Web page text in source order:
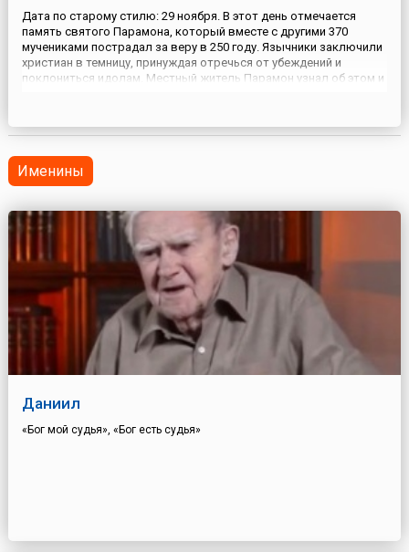
Дата по старому стилю: 29 ноября. В этот день отмечается
память святого Парамона, который вместе с другими 370
мучениками пострадал за веру в 250 году. Язычники заключили
христиан в темницу, принуждая отречься от убеждений и
поклониться идолам. Местный житель Парамон узнал об этом и
Именины
Даниил
«Бог мой судья», «Бог есть судья»